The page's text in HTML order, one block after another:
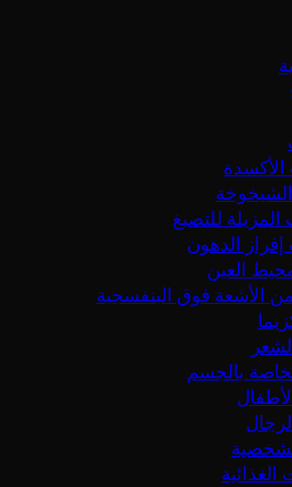
المزيلة للتصبغ
الدهون
العين
الأشعة فوق البنفسجية
بالجسم
الغذائية